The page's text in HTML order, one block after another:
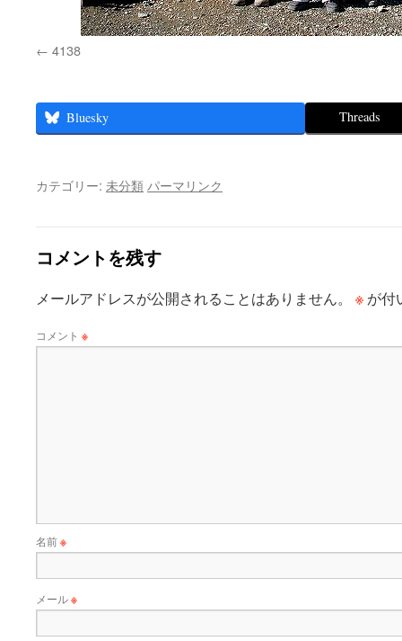
4138
Bluesky Threads
カテゴリー: 未分類 パーマリンク
コメントを残す
メールアドレスが公開されることはありません。 ※ が付
コメント ※
名前※
メール※